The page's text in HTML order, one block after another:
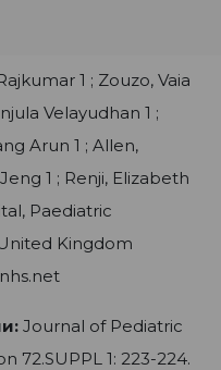
1 ; Zouzo, Vaia
Velayudhan 1 ;
Arun 1 ; Allen,
1 ; Renji, Elizabeth
Paediatric
Kingdom
Journal of Pediatric
72.SUPPL 1: 223-224.